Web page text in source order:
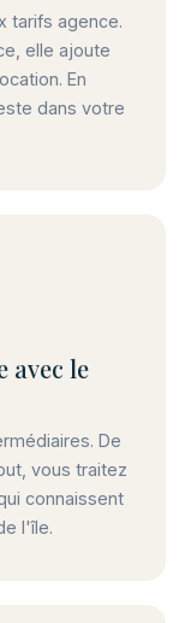
tarifs agence.
elle ajoute
En
dans votre
avec le
De
vous traitez
connaissent
l'île.